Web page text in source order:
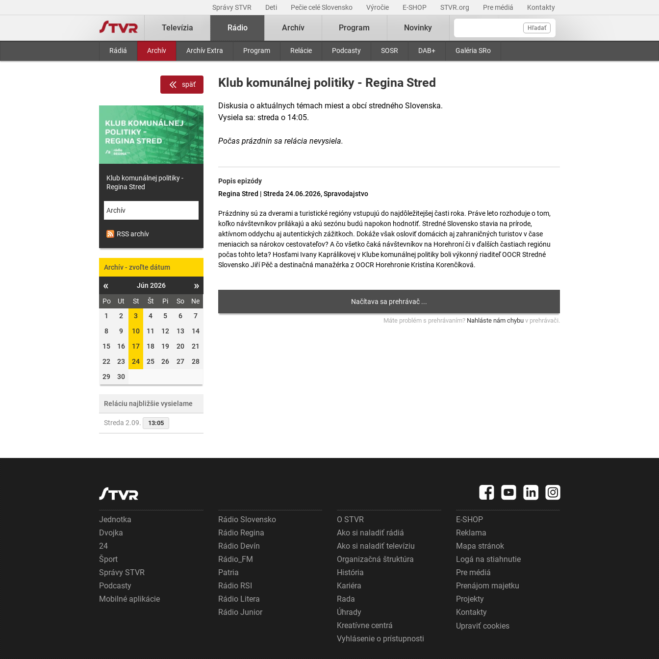
Správy STVR Deti Pečie celé Slovensko Výročie E-SHOP STVR.org Pre médiá Kontakty
Hľadať
Televízia Rádio
Rádiá Archív Archív Extra Program Relácie Podcasty SOSR DAB+ Galéria SRo
Archív Program Novinky
Klub komunálnej politiky - Regina Stred
Diskusia o aktuálnych témach miest a obcí stredného Slovenska.
Vysiela sa: streda o 14:05.
Počas prázdnin sa relácia nevysiela.
Popis epizódy
Regina Stred | Streda 24.06.2026, Spravodajstvo
Prázdniny sú za dverami a turistické regióny vstupujú do najdôležitejšej časti roka. Práve leto rozhoduje o tom,
koľko návštevníkov prilákajú a akú sezónu budú napokon hodnotiť. Stredné Slovensko stavia na prírode,
aktívnom oddychu aj autentických zážitkoch. Dokáže však osloviť domácich aj zahraničných turistov v čase
meniacich sa nárokov cestovateľov? A čo všetko čaká návštevníkov na Horehroní či v ďalších častiach regiónu
počas tohto leta? Hosťami Ivany Kaprálikovej v Klube komunálnej politiky boli výkonný riaditeľ OOCR Stredné
Slovensko Jiří Pěč a destinačná manažérka z OOCR Horehronie Kristína Korenčíková.
Máte problém s prehrávaním? Nahláste nám chybu v prehrávači.
späť
Klub komunálnej politiky -
Regina Stred
Archív
RSS archív
Archív - zvoľte dátum
« Jún 2026 »
Po Ut St Št Pi So
Ne
1
2 3 4 5 6
7
8
9 10 11 12 13
14
15
16 17 18 19 20
21
22
23 24 25 26 27
28
29
30
Reláciu najbližšie vysielame
Streda 2.09. 13:05
Jednotka
Dvojka
24
Šport
Správy STVR
Podcasty
Mobilné aplikácie
Rádio Slovensko
Rádio Regina
Rádio Devín
Rádio_FM
Patria
Rádio RSI
Rádio Litera
Rádio Junior
O STVR
Ako si naladiť rádiá
Ako si naladiť televíziu
Organizačná štruktúra
História
Kariéra
Rada
Úhrady
Kreatívne centrá
Vyhlásenie o prístupnosti
E-SHOP
Reklama
Mapa stránok
Logá na stiahnutie
Pre médiá
Prenájom majetku
Projekty
Kontakty
Upraviť cookies